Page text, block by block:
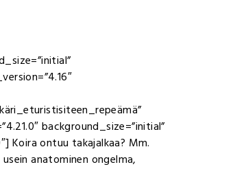
background_size=”initial”
Koira ontuu takajalkaa? Mm.
anatominen ongelma,